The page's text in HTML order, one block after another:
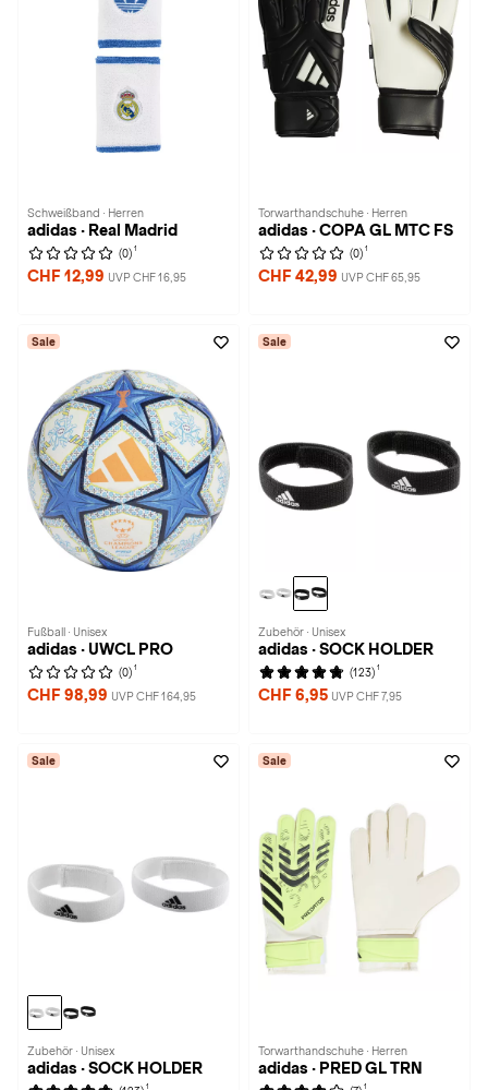
Schweißband · Herren
adidas · Real Madrid
(0) 1
CHF 12,99 UVP CHF 16,95
Torwarthandschuhe · Herren
adidas · COPA GL MTC FS
(0) 1
CHF 42,99 UVP CHF 65,95
Sale
Fußball · Unisex
adidas · UWCL PRO
(0) 1
CHF 98,99 UVP CHF 164,95
Sale
Zubehör · Unisex
adidas · SOCK HOLDER
(123) 1
CHF 6,95 UVP CHF 7,95
Sale
Zubehör · Unisex
adidas · SOCK HOLDER
1
Sale
Torwarthandschuhe · Herren
adidas · PRED GL TRN
1